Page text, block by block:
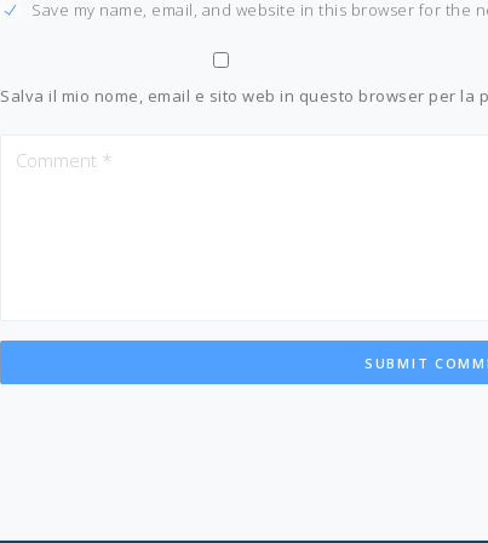
Save my name, email, and website in this browser for the
Salva il mio nome, email e sito web in questo browser per la